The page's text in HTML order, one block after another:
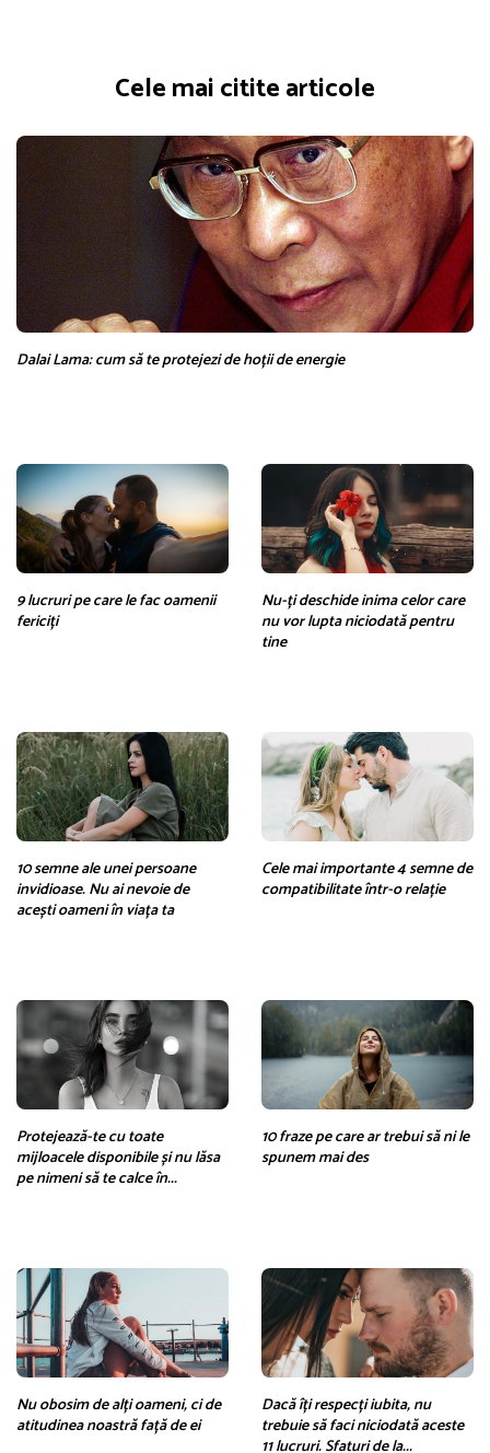
Cele mai citite articole
Dalai Lama: cum să te protejezi de hoții de energie
9 lucruri pe care le fac oamenii
fericiți
Nu-ți deschide inima celor care
nu vor lupta niciodată pentru
tine
10 semne ale unei persoane
invidioase. Nu ai nevoie de
acești oameni în viața ta
Cele mai importante 4 semne de
compatibilitate într-o relație
Protejează-te cu toate
mijloacele disponibile și nu lăsa
pe nimeni să te calce în...
10 fraze pe care ar trebui să ni le
spunem mai des
Nu obosim de alți oameni, ci de
atitudinea noastră față de ei
Dacă îți respecți iubita, nu
trebuie să faci niciodată aceste
11 lucruri. Sfaturi de la...